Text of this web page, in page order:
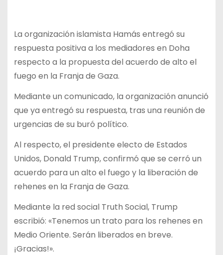
La organización islamista Hamás entregó su
respuesta positiva a los mediadores en Doha
respecto a la propuesta del acuerdo de alto el
fuego en la Franja de Gaza.
Mediante un comunicado, la organización anunció
que ya entregó su respuesta, tras una reunión de
urgencias de su buró político.
Al respecto, el presidente electo de Estados
Unidos, Donald Trump, confirmó que se cerró un
acuerdo para un alto el fuego y la liberación de
rehenes en la Franja de Gaza.
Mediante la red social Truth Social, Trump
escribió: «Tenemos un trato para los rehenes en
Medio Oriente. Serán liberados en breve.
¡Gracias!».